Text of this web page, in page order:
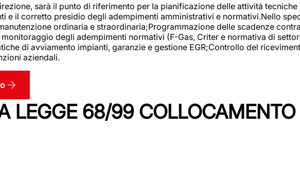
sarà il punto di riferimento per la pianificazione delle attività
e il corretto presidio degli adempimenti amministrativi e normativi.Nello
ordinaria e straordinaria;Programmazione delle scadenze
degli adempimenti normativi (F-Gas, Criter e normativa di
di avviamento impianti, garanzie e gestione EGR;Controllo del
aziendali.
LEGGE 68/99